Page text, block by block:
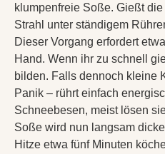
klumpenfreie Soße. Gießt
Strahl unter ständigem
Dieser Vorgang erfordert
Hand. Wenn ihr zu schnell
bilden. Falls dennoch kleine
Panik – rührt einfach
Schneebesen, meist lösen
Soße wird nun langsam
Hitze etwa fünf Minuten